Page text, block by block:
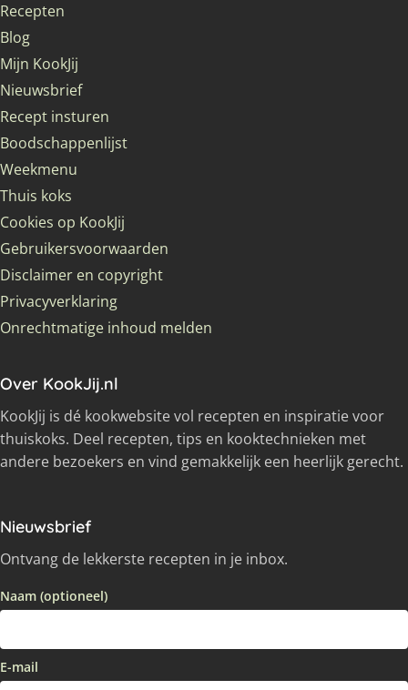
Recepten
Blog
Mijn KookJij
Nieuwsbrief
Recept insturen
Boodschappenlijst
Weekmenu
Thuis koks
Cookies op KookJij
Gebruikersvoorwaarden
Disclaimer en copyright
Privacyverklaring
Onrechtmatige inhoud melden
Over KookJij.nl
KookJij is dé kookwebsite vol recepten en inspiratie voor
thuiskoks. Deel recepten, tips en kooktechnieken met
andere bezoekers en vind gemakkelijk een heerlijk gerecht.
Nieuwsbrief
Ontvang de lekkerste recepten in je inbox.
Naam (optioneel)
E-mail